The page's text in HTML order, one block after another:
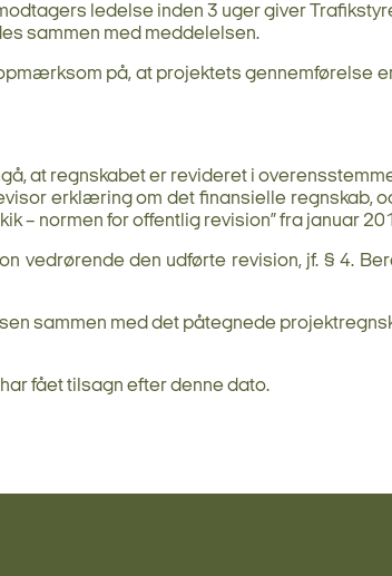
ledelse inden 3 uger giver
sammen med meddelelsen.
på, at projektets gennemførelse
at regnskabet er revideret i
erklæring om det finansielle
– normen for offentlig revision” fra januar
vedrørende den udførte revision, jf. § 4.
sammen med det påtegnede
fået tilsagn efter denne dato.